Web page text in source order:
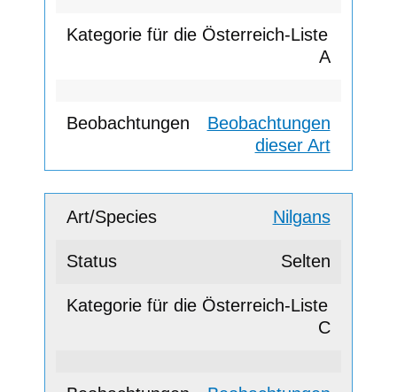
A
Beobachtungen
dieser Art
Nilgans
Selten
C